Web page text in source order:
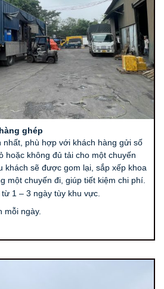
ghép
nhất, phù hợp với khách hàng gửi số
hoặc không đủ tải cho một chuyến
khách sẽ được gom lại, sắp xếp khoa
một chuyến đi, giúp tiết kiệm chi phí.
1 – 3 ngày tùy khu vực.
mỗi ngày.